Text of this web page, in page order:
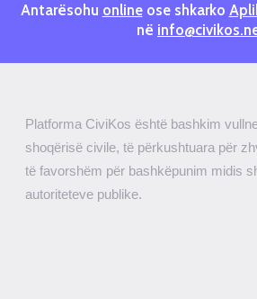
Antarësohu onlineose shkarko
në
Platforma CiviKos është bashkim
shoqërisë civile, të përkushtuara për
të favorshëm për bashkëpunim midis
autoriteteve publike.